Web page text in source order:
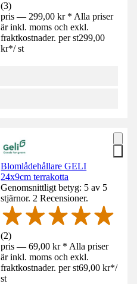
(3)
pris — 299,00 kr * Alla priser
är inkl. moms och exkl.
fraktkostnader. per st299,00
kr*/ st
Blomlådehållare GELI
24x9cm terrakotta
Genomsnittligt betyg: 5 av 5
stjärnor. 2 Recensioner.
(2)
pris — 69,00 kr * Alla priser
är inkl. moms och exkl.
fraktkostnader. per st69,00 kr*/
st